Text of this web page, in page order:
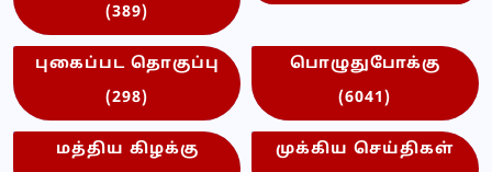
(389)
புகைப்பட தொகுப்பு
(298)
பொழுதுபோக்கு
(6041)
மத்திய கிழக்கு
முக்கிய செய்திகள்